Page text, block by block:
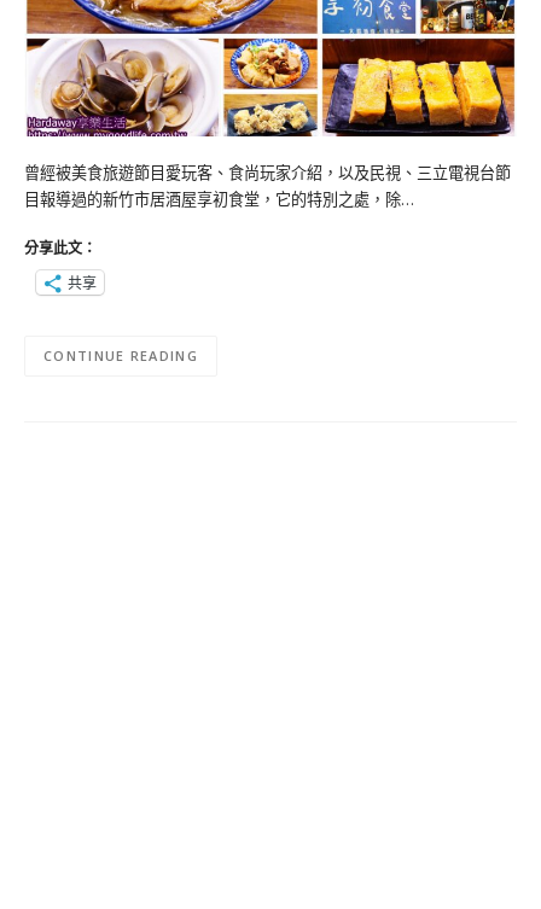
曾經被美食旅遊節目愛玩客、食尚玩家介紹，以及民視、三立電視台節
目報導過的新竹市居酒屋享初食堂，它的特別之處，除…
分享此文：
共享
CONTINUE READING